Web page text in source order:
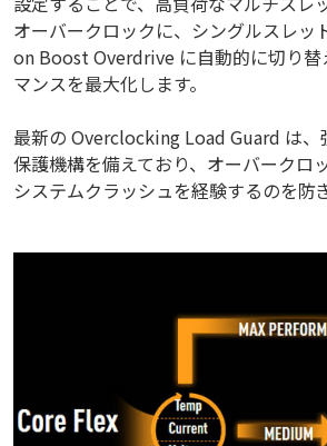
オーバークロックに、シングルスレッ
on Boost Overdrive に自動的に切り替
マンスを最大化します。
最新の Overclocking Load Guard は、
保護機構を備えており、オーバークロ
システムクラッシュを経験するのを防